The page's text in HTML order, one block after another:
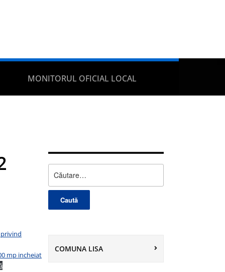
MONITORUL OFICIAL LOCAL
privind
mp incheiat
după:
COMUNA LISA